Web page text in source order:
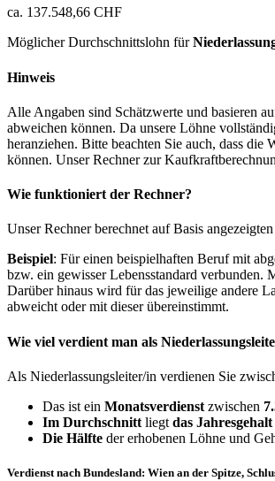
ca. 137.548,66 CHF
Möglicher Durchschnittslohn für
Hinweis
Alle Angaben sind Schätzwerte und basieren
abweichen können. Da unsere Löhne
heranziehen. Bitte beachten Sie auch, dass
können. Unser Rechner zur
Wie funktioniert der Rechner?
Unser Rechner berechnet auf Basis
Beispiel: Für einen beispielhaften Beruf mit
bzw. ein gewisser Lebensstandard verbunden.
Darüber hinaus wird für das jeweilige andere
abweicht oder mit dieser übereinstimmt.
Wie viel verdient man als
Als Niederlassungsleiter/in verdienen Sie
Das ist ein Monatsverdienst zwischen
Im Durchschnitt liegt das Jahresgehalt
Die Hälfte der erhobenen Löhne und
Verdienst nach Bundesland: Wien an der Spitze,